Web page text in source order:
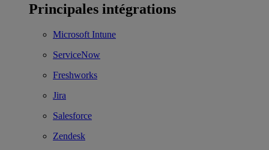
Principales intégrations
Microsoft Intune
ServiceNow
Freshworks
Jira
Salesforce
Zendesk